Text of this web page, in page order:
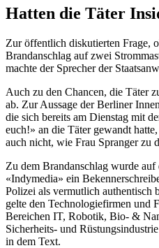
Hatten die Täter
Zur öffentlich diskutierten Frage,
Brandanschlag auf zwei
machte der Sprecher der
Auch zu den Chancen, die Täter
ab. Zur Aussage der Berliner
die sich bereits am Dienstag mit
euch!» an die Täter gewandt
auch nicht, wie Frau Spranger zu
Zu dem Brandanschlag wurde
«Indymedia» ein
Polizei als vermutlich authentisch
gelte den Technologiefirmen und
Bereichen IT, Robotik, Bio- &
Sicherheits- und
in dem Text.